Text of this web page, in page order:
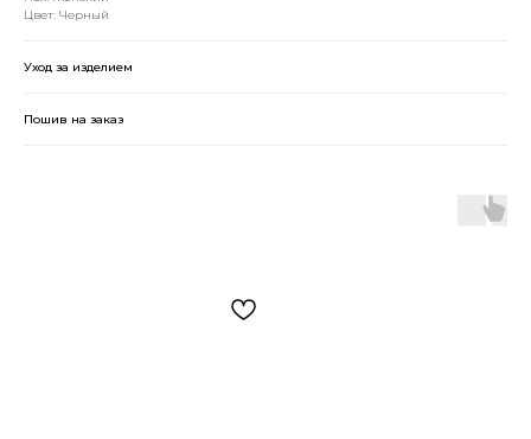
Цвет: Черный
Уход за изделием
Пошив на заказ